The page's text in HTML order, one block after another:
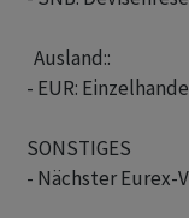
  Ausland::
- EUR:
SONSTIGES
- Nächster Eurex-